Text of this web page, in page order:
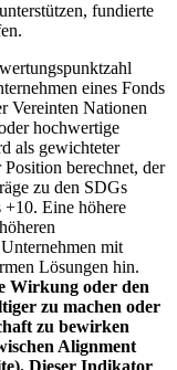
fundierte
eines Fonds
Vereinten Nationen
hochwertige
als gewichteter
berechnet, der
zu den SDGs
Eine höhere
mit
Lösungen hin.
Wirkung oder den
zu machen oder
zu bewirken
Alignment